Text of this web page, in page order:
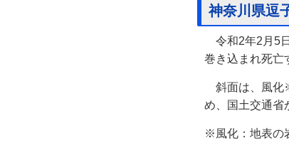
神奈川県逗
令和2年2月5
巻き込まれ死亡
斜面は、風化
め、国土交通省
※風化：地表の